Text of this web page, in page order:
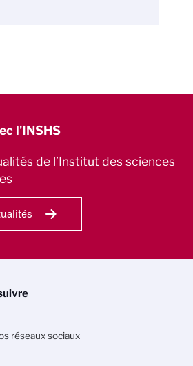
l'INSHS
de l’Institut des sciences
réseaux sociaux